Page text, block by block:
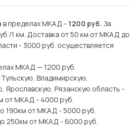
в пределах МКАД - 1200 руб. За
1 км. Доставка от 50 км от МКАД до
- 3000 руб. осуществляется
МКАД — 1200 руб.
Владимирскую,
Ярославскую, Рязанскую область -
от МКАД - 4000 руб.
190км от МКАД - 5000 руб.
250км от МКАД - 6000 руб.